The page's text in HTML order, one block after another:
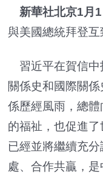
新華社北京1月
與美國總統拜登互
習近平在賀信
關係史和國際關
係歷經風雨，總
的福祉，也促進
已經並將繼續充
處、合作共贏，